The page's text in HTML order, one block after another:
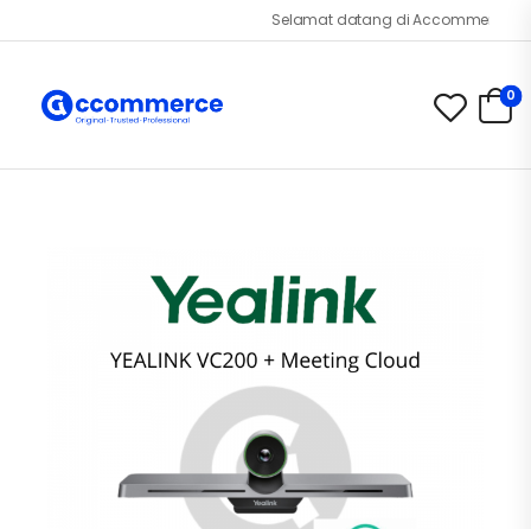
Selamat datang di Accommerce.id!
0